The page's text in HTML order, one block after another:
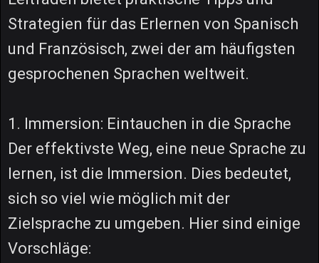
Strategien für das Erlernen von Spanisch
und Französisch, zwei der am häufigsten
gesprochenen Sprachen weltweit.
1. Immersion: Eintauchen in die Sprache
Der effektivste Weg, eine neue Sprache zu
lernen, ist die Immersion. Dies bedeutet,
sich so viel wie möglich mit der
Zielsprache zu umgeben. Hier sind einige
Vorschläge: